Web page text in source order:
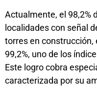
Actualmente, el 98,2%
localidades con señal
torres en construcción,
99,2%, uno de los
Este logro cobra
caracterizada por su